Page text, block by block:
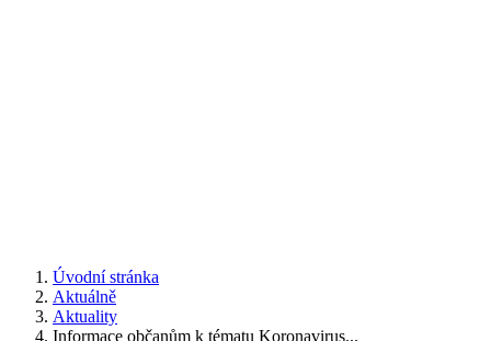
Úvodní stránka
Aktuálně
Aktuality
Informace občanům k tématu Koronavirus...